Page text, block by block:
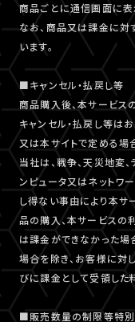
商品ごとに通信画面に表
なお、商品又は課金に対
います。
■キャンセル・払戻し等
商品購入後、本サービ
キャンセル・払戻し等は
又は本サイトで定める場
当社は、戦争、天災地変
ンピュータ又はネットワ
し得ない事由により本サ
品の購入、本サービスの
は課金ができなかった場
場合を除き、お客様に対
びに課金として受領した
■販売数量の制限等特